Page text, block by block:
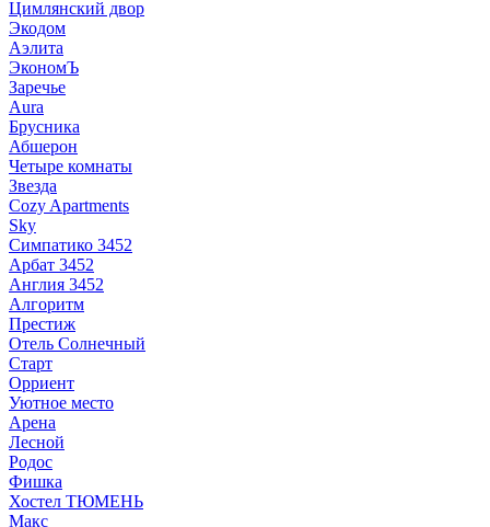
Цимлянский двор
Экодом
Аэлита
ЭкономЪ
Заречье
Aura
Брусника
Абшерон
Четыре комнаты
Звезда
Cozy Apartments
Sky
Симпатико 3452
Арбат 3452
Англия 3452
Алгоритм
Престиж
Отель Солнечный
Старт
Орриент
Уютное место
Арена
Лесной
Родос
Фишка
Хостел ТЮМЕНЬ
Макс